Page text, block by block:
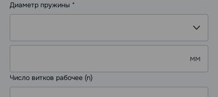
Диаметр пружины *
мм
Число витков рабочее (n)